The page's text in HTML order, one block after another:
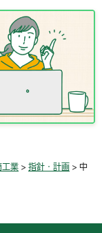
工業 > 指針・計画 > 中